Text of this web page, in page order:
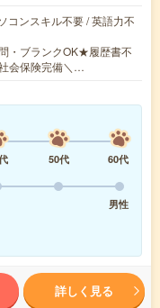
コンスキル不要 / 英語力不
・ブランクOK★履歴書不
会保険完備＼…
50代
60代
男性
詳しく見る